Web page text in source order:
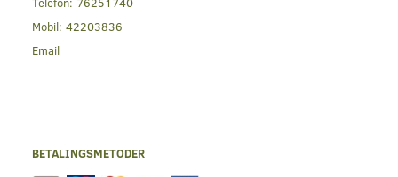
Mobil: 42203836
Email
BETALINGSMETODER